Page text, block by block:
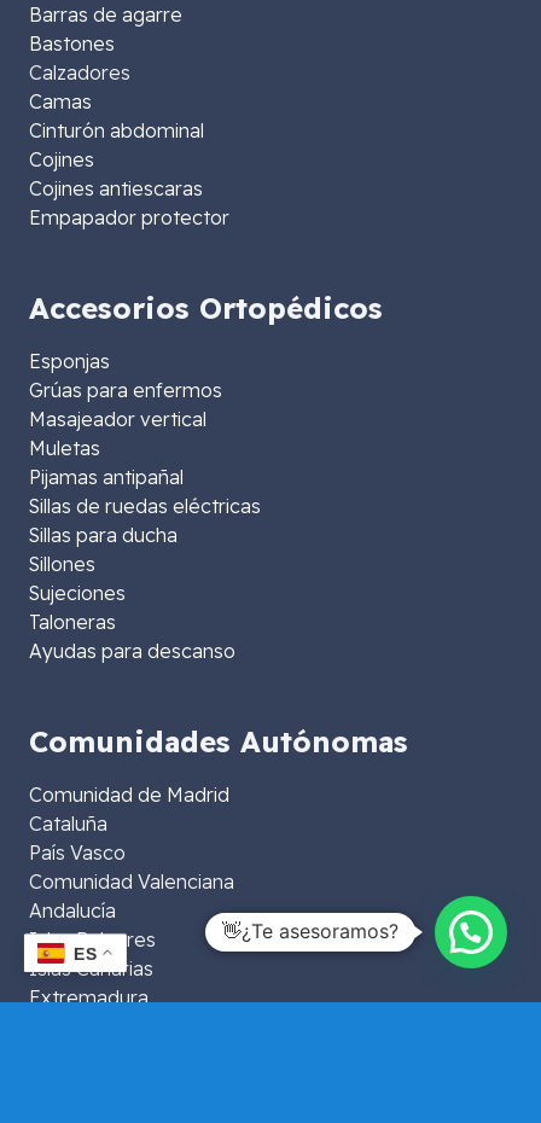
Barras de agarre
Bastones
Calzadores
Camas
Cinturón abdominal
Cojines
Cojines antiescaras
Empapador protector
Accesorios Ortopédicos
Esponjas
Grúas para enfermos
Masajeador vertical
Muletas
Pijamas antipañal
Sillas de ruedas eléctricas
Sillas para ducha
Sillones
Sujeciones
Taloneras
Ayudas para descanso
Comunidades Autónomas
Comunidad de Madrid
Cataluña
País Vasco
Comunidad Valenciana
Andalucía
Islas Baleares
Islas Canarias
Extremadura
ES
👋¿Te asesoramos?